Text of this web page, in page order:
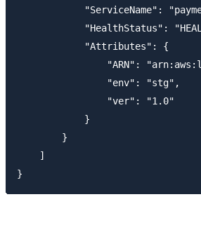
"ServiceName":
"HealthStatus":
            "Attributes": {
"ARN":
                "env": "stg",
                "ver": "1.0"
            }
        }
    ]